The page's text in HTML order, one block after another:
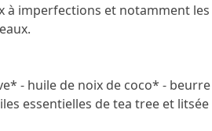
à imperfections et notamment
- huile de noix de coco* -
essentielles de tea tree et